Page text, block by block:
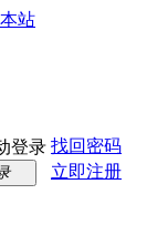
站
登录 找回密码
立即注册